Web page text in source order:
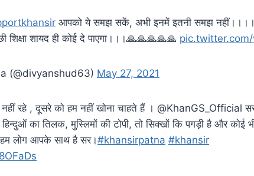
आपको ये समझ सकें, अभी इनमें इतनी समझ नहीं।।।।
शायद ही कोई दे पाएगा।।।🙏🙏🙏🙏🙏
(@divyanshud63) May 27, 2021
रहे , दूसरे को हम नहीं खोना चाहते हैं । @KhanGS_Official
का तिलक, मुस्लिमों की टोपी, तो सिक्खों कि पगड़ी है और कोई
लोग आपके साथ है सर।#khansirpatna #khansir